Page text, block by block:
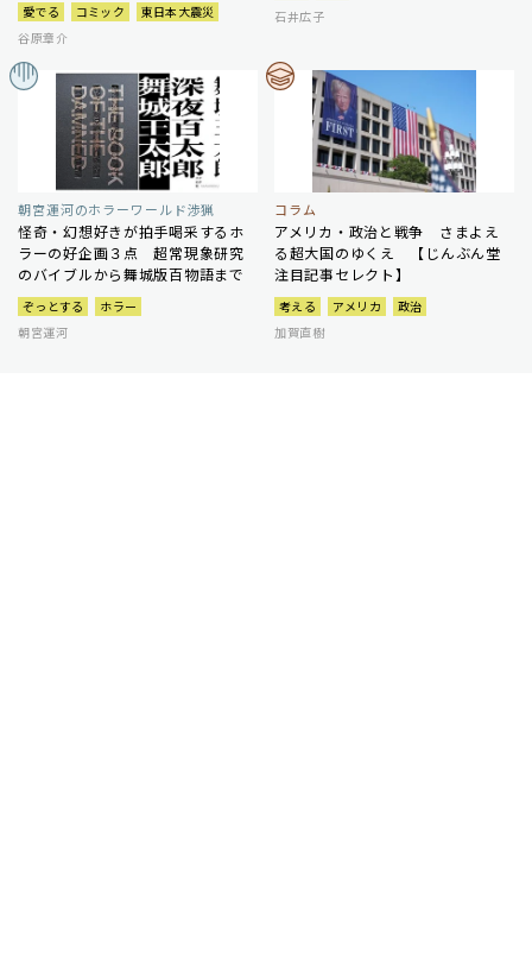
愛でる コミック
東日本大震災
谷原章介
石井広子
朝宮運河のホラーワールド渉猟
怪奇・幻想好きが拍手喝采するホ
ラーの好企画３点 超常現象研究
のバイブルから舞城版百物語まで
ぞっとする
ホラー
朝宮運河
コラム
アメリカ・政治と戦争 さまよえ
る超大国のゆくえ 【じんぶん堂
注目記事セレクト】
考える アメリカ
政治
加賀直樹